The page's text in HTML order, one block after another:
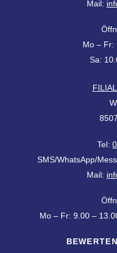
Mail:
Mo – Fr:
Sa:
Tel:
SMS/WhatsApp/
Mail:
Mo – Fr: 9.00 –